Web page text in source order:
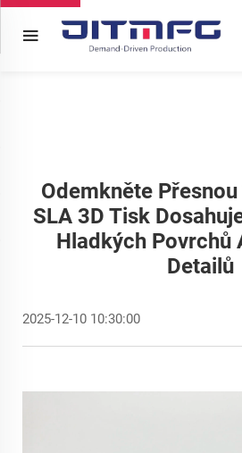
Odemkněte
SLA 3D Tisk
Hladkých Povrchů
Detailů
2025-12-10 10:30:00